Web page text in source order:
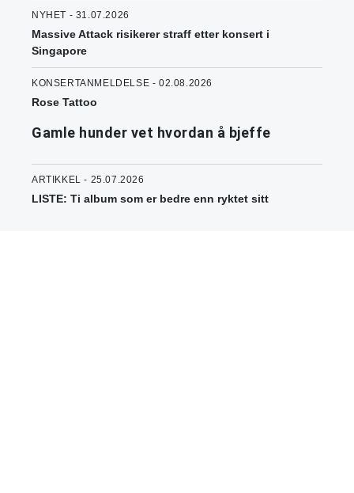
NYHET - 31.07.2026
Massive Attack risikerer straff etter konsert i
Singapore
KONSERTANMELDELSE - 02.08.2026
Rose Tattoo
Gamle hunder vet hvordan å bjeffe
ARTIKKEL - 25.07.2026
LISTE: Ti album som er bedre enn ryktet sitt